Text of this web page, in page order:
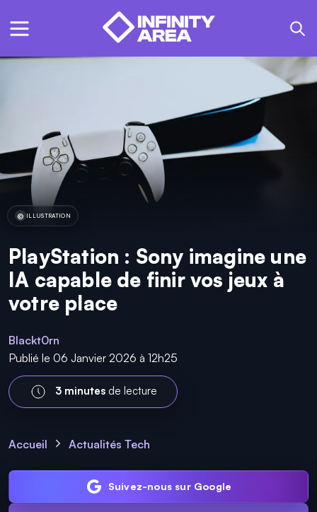
ILLUSTRATION
PlayStation : Sony imagine une
IA capable de finir vos jeux à
votre place
Blackt0rn
Publié le 06 Janvier 2026 à 12h25
3 minutesde lecture
Accueil Actualités Tech
Suivez-nous sur Google